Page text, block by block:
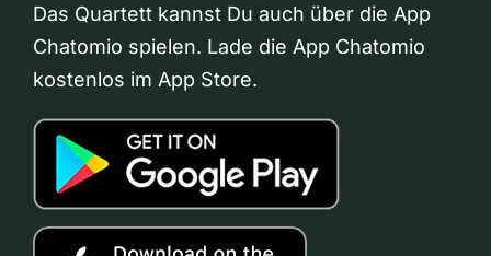
Das Quartett kannst Du auch über die App
Chatomio spielen. Lade die App Chatomio
kostenlos im App Store.